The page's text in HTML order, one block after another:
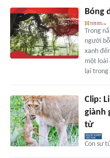
Bóng
Trong
người
xanh
một loài
lại trong
Clip:
giành
tử
Con sư